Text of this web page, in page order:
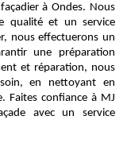
à Ondes. Nous
qualité et un service
nous effectuerons un
une préparation
et réparation, nous
en nettoyant en
Faites confiance à MJ
avec un service